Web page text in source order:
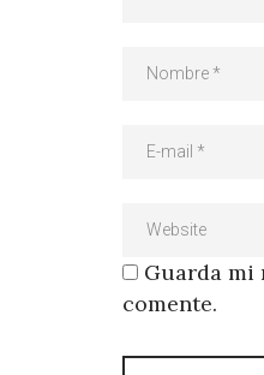
Guarda mi
comente.